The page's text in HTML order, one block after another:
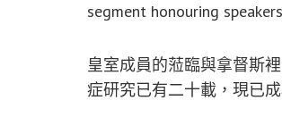
segment honouring
皇室成員的蒞臨與拿督斯
症研究已有二十載，現已